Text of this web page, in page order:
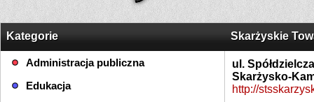
Kategorie
Administracja publiczna
Edukacja
Skarżyskie
ul.
Skarżysko-
http://